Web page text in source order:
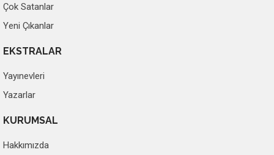
Çok Satanlar
Yeni Çıkanlar
EKSTRALAR
Yayınevleri
Yazarlar
KURUMSAL
Hakkımızda